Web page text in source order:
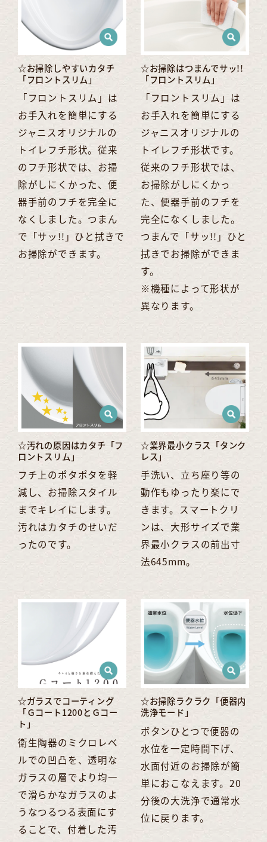
☆お掃除しやすいカタチ
「フロントスリム」
「フロントスリム」は
お手入れを簡単にする
ジャニスオリジナルの
トイレフチ形状。従来
のフチ形状では、お掃
除がしにくかった、便
器手前のフチを完全に
なくしました。つまん
で「サッ!!」ひと拭きで
お掃除ができます。
☆お掃除はつまんでサッ!!
「フロントスリム」
「フロントスリム」は
お手入れを簡単にする
ジャニスオリジナルの
トイレフチ形状です。
従来のフチ形状では、
お掃除がしにくかっ
た、便器手前のフチを
完全になくしました。
つまんで「サッ!!」ひと
拭きでお掃除ができま
す。
※機種によって形状が
異なります。
☆汚れの原因はカタチ「フ
ロントスリム」
フチ上のポタポタを軽
減し、お掃除スタイル
までキレイにします。
汚れはカタチのせいだ
ったのです。
☆業界最小クラス「タンク
レス」
手洗い、立ち座り等の
動作もゆったり楽にで
きます。スマートクリ
ンは、大形サイズで業
界最小クラスの前出寸
法645mm。
☆ガラスでコーティング
「Ｇコート1200とＧコー
ト」
衛生陶器のミクロレベ
ルでの凹凸を、透明な
ガラスの層でより均一
で滑らかなガラスのよ
うなつるつる表面にす
ることで、付着した汚
☆お掃除ラクラク「便器内
洗浄モード」
ボタンひとつで便器の
水位を一定時間下げ、
水面付近のお掃除が簡
単におこなえます。20
分後の大洗浄で通常水
位に戻ります。